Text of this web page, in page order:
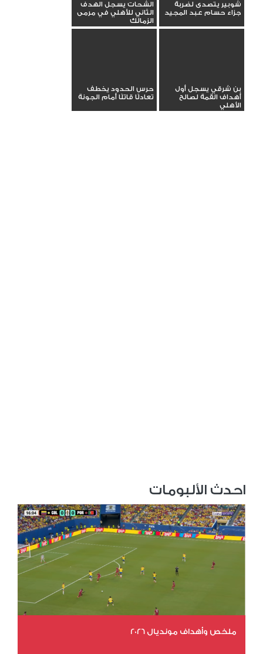
شوبير يتصدى لضربة
جزاء حسام عبد المجيد
الشحات يسجل الهدف
الثاني للأهلي في مرمى
الزمالك
بن شرقي يسجل أول
أهداف القمة لصالح
الأهلي
حرس الحدود يخطف
تعادلًا قاتلًا أمام الجونة
احدث الألبومات
ملخص وأهداف مونديال 2026